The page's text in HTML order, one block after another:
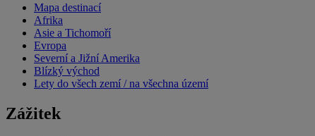
Mapa destinací
Afrika
Asie a Tichomoří
Evropa
Severní a Jižní Amerika
Blízký východ
Lety do všech zemí / na všechna území
Zážitek